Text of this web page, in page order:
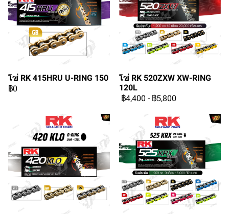
โซ่ RK 415HRU U-RING 150
฿0
โซ่ RK 520ZXW XW-RING
120L
฿4,400 - ฿5,800